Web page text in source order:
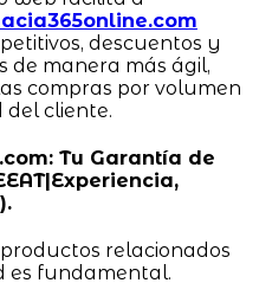
descuentos y
de manera más ágil,
compras por volumen
cliente.
Tu Garantía de
relacionados
es fundamental.